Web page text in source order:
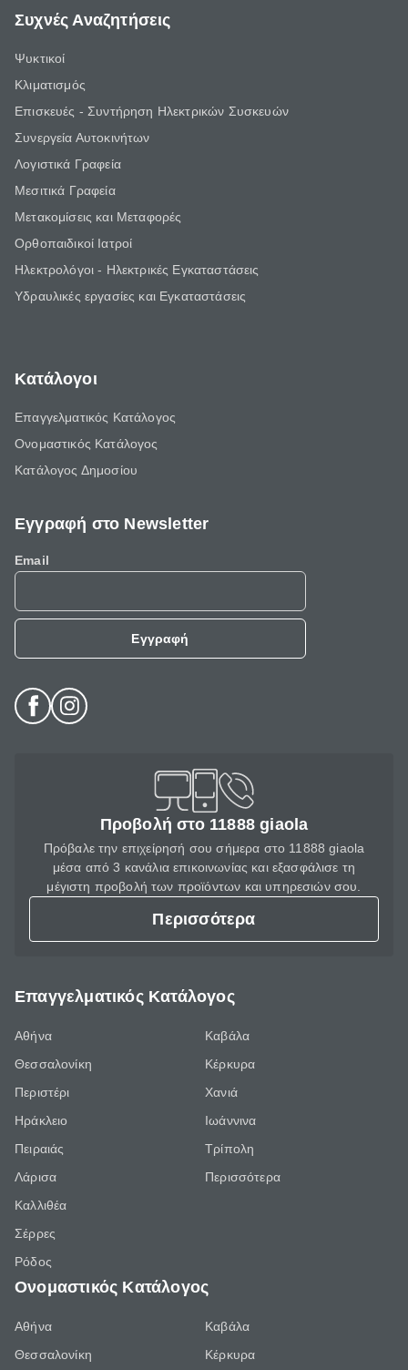
Συχνές Αναζητήσεις
Ψυκτικοί
Κλιματισμός
Επισκευές - Συντήρηση Ηλεκτρικών Συσκευών
Συνεργεία Αυτοκινήτων
Λογιστικά Γραφεία
Μεσιτικά Γραφεία
Μετακομίσεις και Μεταφορές
Ορθοπαιδικοί Ιατροί
Ηλεκτρολόγοι - Ηλεκτρικές Εγκαταστάσεις
Υδραυλικές εργασίες και Εγκαταστάσεις
Κατάλογοι
Επαγγελματικός Κατάλογος
Ονομαστικός Κατάλογος
Κατάλογος Δημοσίου
Εγγραφή στο Newsletter
Email
Εγγραφή
Προβολή στο 11888 giaola
Πρόβαλε την επιχείρησή σου σήμερα στο 11888 giaola
μέσα από 3 κανάλια επικοινωνίας και εξασφάλισε τη
μέγιστη προβολή των προϊόντων και υπηρεσιών σου.
Περισσότερα
Επαγγελματικός Κατάλογος
Αθήνα
Θεσσαλονίκη
Περιστέρι
Ηράκλειο
Πειραιάς
Λάρισα
Καλλιθέα
Σέρρες
Ρόδος
Καβάλα
Κέρκυρα
Χανιά
Ιωάννινα
Τρίπολη
Περισσότερα
Ονομαστικός Κατάλογος
Αθήνα
Θεσσαλονίκη
Καβάλα
Κέρκυρα